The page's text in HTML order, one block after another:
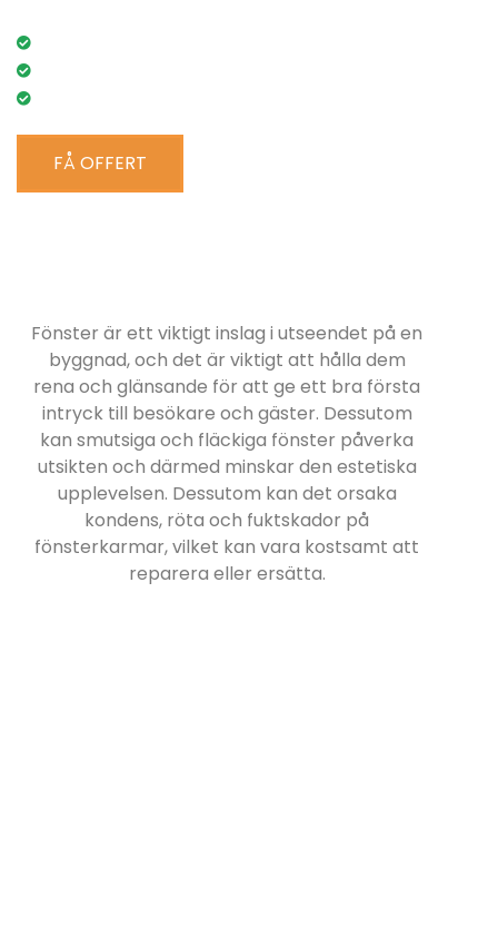
FÅ OFFERT
Fönster är ett viktigt inslag i utseendet på en
byggnad, och det är viktigt att hålla dem
rena och glänsande för att ge ett bra första
intryck till besökare och gäster. Dessutom
kan smutsiga och fläckiga fönster påverka
utsikten och därmed minskar den estetiska
upplevelsen. Dessutom kan det orsaka
kondens, röta och fuktskador på
fönsterkarmar, vilket kan vara kostsamt att
reparera eller ersätta.